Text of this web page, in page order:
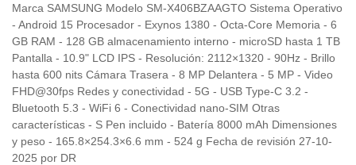
Marca SAMSUNG Modelo SM-X406BZAAGTO Sistema Operativo
- Android 15 Procesador - Exynos 1380 - Octa-Core Memoria - 6
GB RAM - 128 GB almacenamiento interno - microSD hasta 1 TB
Pantalla - 10.9" LCD IPS - Resolución: 2112×1320 - 90Hz - Brillo
hasta 600 nits Cámara Trasera - 8 MP Delantera - 5 MP - Video
FHD@30fps Redes y conectividad - 5G - USB Type-C 3.2 -
Bluetooth 5.3 - WiFi 6 - Conectividad nano-SIM Otras
características - S Pen incluido - Batería 8000 mAh Dimensiones
y peso - 165.8×254.3×6.6 mm - 524 g Fecha de revisión 27-10-
2025 por DR